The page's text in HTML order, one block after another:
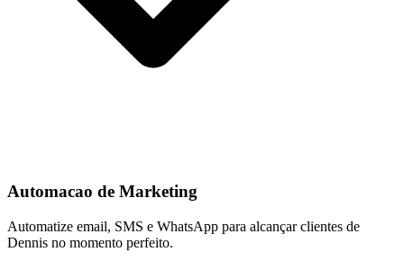
Automacao de Marketing
Automatize email, SMS e WhatsApp para alcançar clientes de
Dennis no momento perfeito.